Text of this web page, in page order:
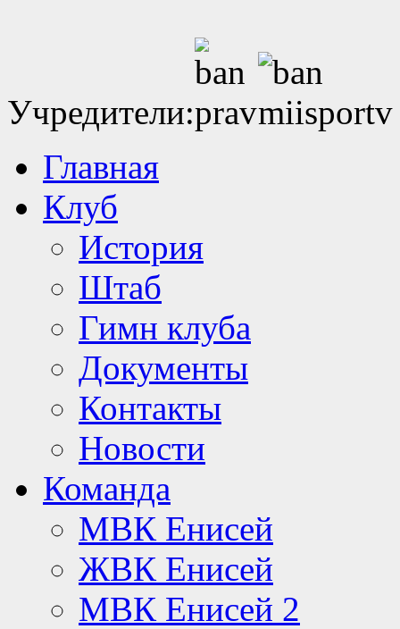
Учредители:
Главная
Клуб
История
Штаб
Гимн клуба
Документы
Контакты
Новости
Команда
МВК Енисей
ЖВК Енисей
МВК Енисей 2